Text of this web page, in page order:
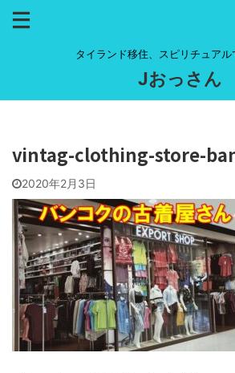
タイランド移住、スピリチュアル
Jおっさん
vintag-clothing-store-
2020年2月3日